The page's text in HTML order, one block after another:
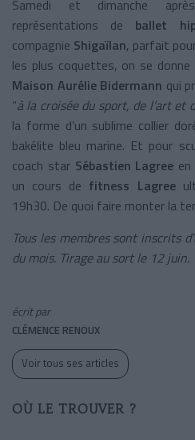
Samedi et dimanche
représentations de ballet
compagnie Shigaïlan, parfait
les plus coquettes, on se
Maison Aurélie Bidermann qui
“à la croisée du sport, de l’art et
la forme d’un sublime collier
bakélite bleu marine. Et pour
coach star Sébastien Lagree
un cours de fitness Lagree
19h30. De quoi faire monter la
Tous les membres sont inscrits
du mois. Tirage au sort le 12 juin.
écrit par
CLÉMENCE RENOUX
Voir tous ses articles
OÙ LE TROUVER ?